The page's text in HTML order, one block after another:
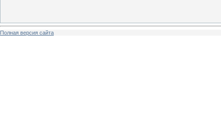
Полная версия сайта